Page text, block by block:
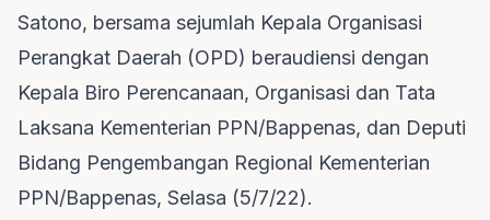
Satono, bersama sejumlah Kepala Organisasi
Perangkat Daerah (OPD) beraudiensi dengan
Kepala Biro Perencanaan, Organisasi dan Tata
Laksana Kementerian PPN/Bappenas, dan Deputi
Bidang Pengembangan Regional Kementerian
PPN/Bappenas, Selasa (5/7/22).